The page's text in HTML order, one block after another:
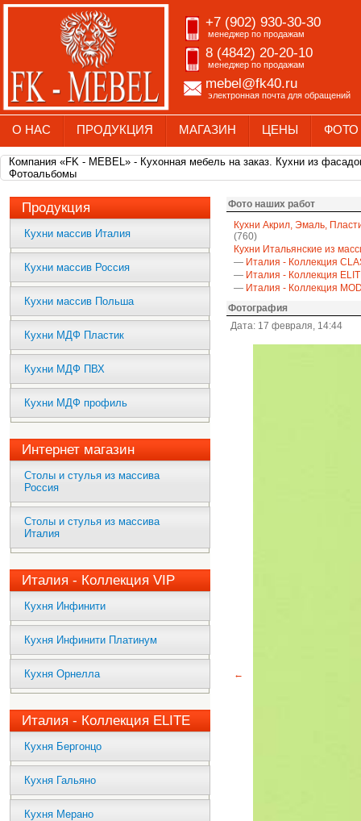
+7 (902) 930-30-30
менеджер по продажам
8 (4842) 20-20-10
менеджер по продажам
mebel@fk40.ru
электронная почта для обращений
О НАС ПРОДУКЦИЯ МАГАЗИН ЦЕНЫ ФОТО
Компания «FK - MEBEL» - Кухонная мебель на заказ. Кухни из
Фотоальбомы
Продукция
Кухни массив Италия
Кухни массив Россия
Кухни массив Польша
Кухни МДФ Пластик
Кухни МДФ ПВХ
Кухни МДФ профиль
Интернет магазин
Столы и стулья из массива
Россия
Столы и стулья из массива
Италия
Италия - Коллекция VIP
Кухня Инфинити
Кухня Инфинити Платинум
Кухня Орнелла
Италия - Коллекция ELITE
Кухня Бергонцо
Кухня Гальяно
Кухня Мерано
Фото наших работ
Кухни Акрил, Эмаль,
(760)
Кухни Итальянские из
— Италия - Коллекция
— Италия - Коллекция
— Италия - Коллекция
Фотография
Дата: 17 февраля, 14:44
←